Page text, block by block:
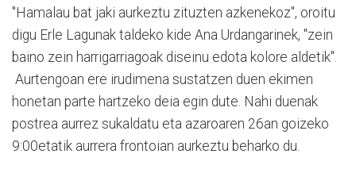
"Hamalau bat jaki aurkeztu zituzten azkenekoz", oroitu
digu Erle Lagunak taldeko kide Ana Urdangarinek, "zein
baino zein harrigarriagoak diseinu edota kolore aldetik".
Aurtengoan ere irudimena sustatzen duen ekimen
honetan parte hartzeko deia egin dute. Nahi duenak
postrea aurrez sukaldatu eta azaroaren 26an goizeko
9:00etatik aurrera frontoian aurkeztu beharko du.